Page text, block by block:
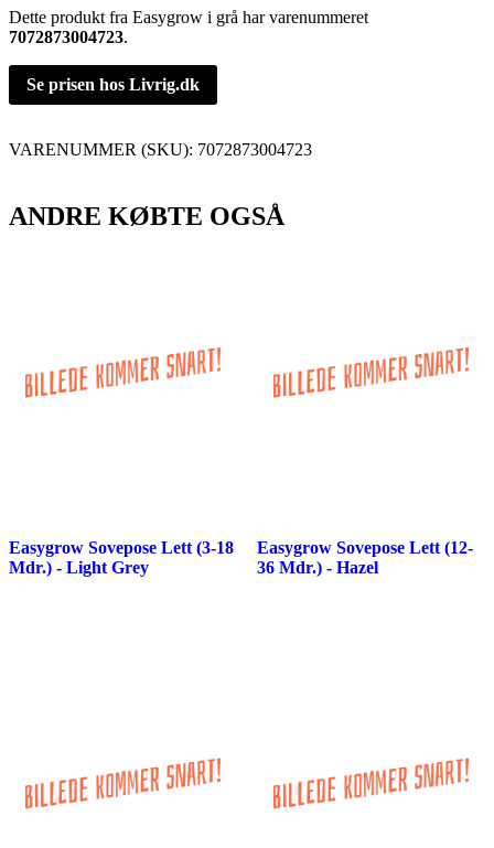
Dette produkt fra Easygrow i grå har varenummeret
7072873004723.
Se prisen hos Livrig.dk
VARENUMMER (SKU): 7072873004723
ANDRE KØBTE OGSÅ
Easygrow Sovepose Lett (3-18
Mdr.) - Light Grey
Easygrow Sovepose Lett (12-
36 Mdr.) - Hazel